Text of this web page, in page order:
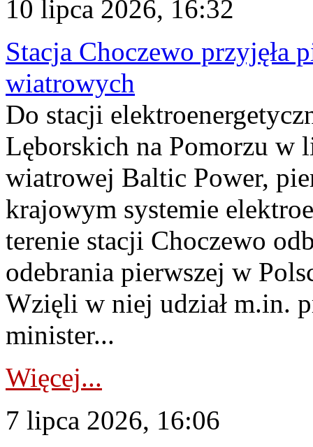
10 lipca 2026, 16:32
Stacja Choczewo przyjęła
wiatrowych
Do stacji
Lęborskich na Pomorzu w
wiatrowej Baltic Power,
krajowym systemie
terenie stacji Choczewo
odebrania pierwszej w
Wzięli w niej udział m.in.
minister...
Więcej...
7 lipca 2026, 16:06